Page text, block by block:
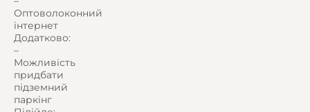
Оптоволоконний
інтернет
Додатково:
–
Можливість
придбати
підземний
паркінг